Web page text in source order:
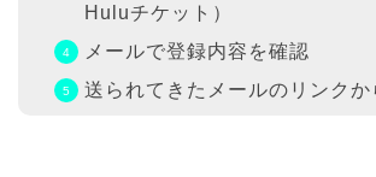
Huluチケット）
メールで登録内容を確認
送られてきたメールのリンクか